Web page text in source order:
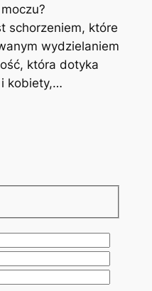
schorzeniem, które
wydzielaniem
która dotyka
kobiety,…